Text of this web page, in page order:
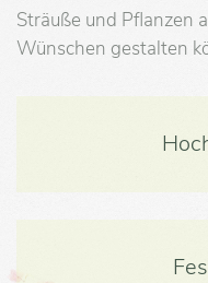
Sträuße und Pflanzen
Wünschen gestalten